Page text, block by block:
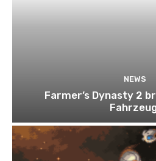
NEWS
Farmer’s Dynasty 2